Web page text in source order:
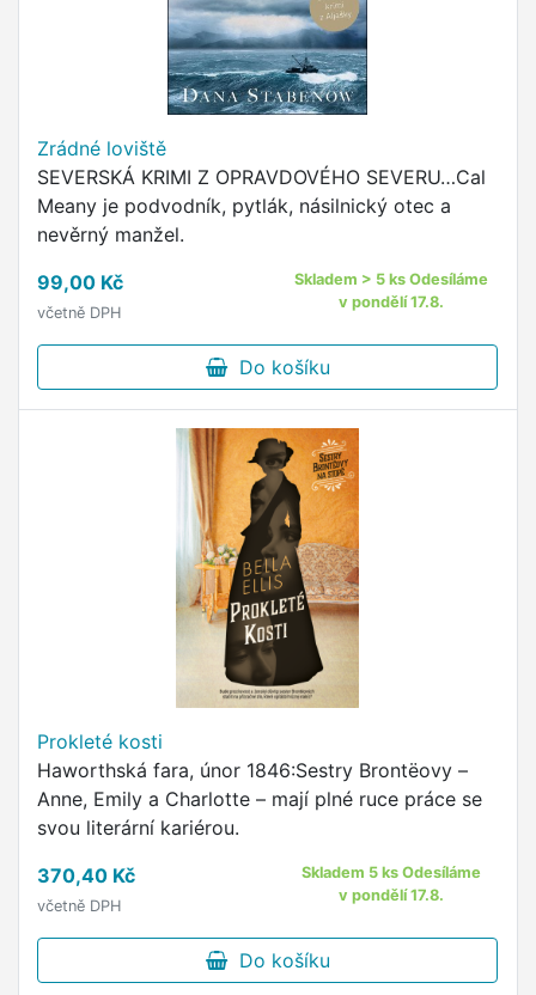
Zrádné loviště
SEVERSKÁ KRIMI Z OPRAVDOVÉHO SEVERU…Cal
Meany je podvodník, pytlák, násilnický otec a
nevěrný manžel.
99,00 Kč
včetně DPH
Skladem > 5 ks Odesíláme
v pondělí 17.8.
Do košíku
Prokleté kosti
Haworthská fara, únor 1846:Sestry Brontëovy –
Anne, Emily a Charlotte – mají plné ruce práce se
svou literární kariérou.
370,40 Kč
včetně DPH
Skladem 5 ks Odesíláme
v pondělí 17.8.
Do košíku